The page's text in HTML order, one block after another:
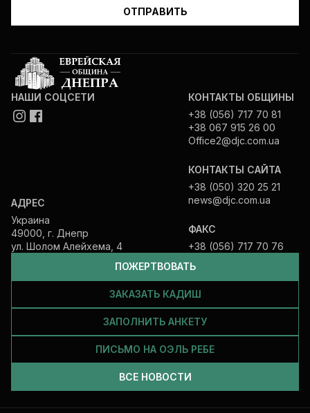
ПОЖЕРТВОВАТЬ
ЗАКАЗАТЬ КАДИШ
ЗАПОЛНИТЬ АНКЕТУ
ПИСЬМО НА ОЭЛЬ РЕБЕ
ВСЕ НОВОСТИ
НАШИ СОЦСЕТИ
АДРЕС
Украина
49000, г. Днепр
ул. Шолом Алейхема, 4
КОНТАКТЫ ОБЩИНЫ
+38 (056) 717 70 81
+38 067 915 26 00
Office2@djc.com.ua
КОНТАКТЫ САЙТА
+38 (050) 320 25 21
news@djc.com.ua
ФАКС
+38 (056) 717 70 76